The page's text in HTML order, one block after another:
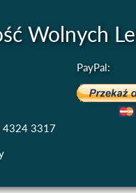
Wolnych
4324 3317
PayPal: